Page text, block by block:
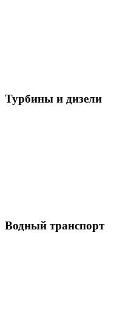
Турбины и дизели
Водный транспорт